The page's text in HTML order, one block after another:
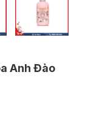
Anh Đào